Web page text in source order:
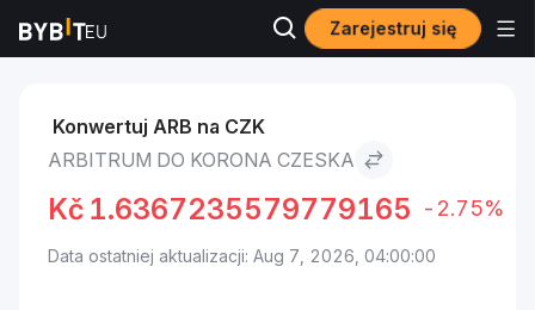
Zarejestruj się
Rynki Cena Arbitrum ARB Arbitrum to Korona czeska
Konwertuj ARB na CZK
ARBITRUM DO KORONA CZESKA
Kč 1.6367235579779165 -2.75%
Data ostatniej aktualizacji: Aug 7, 2026, 04:00:00